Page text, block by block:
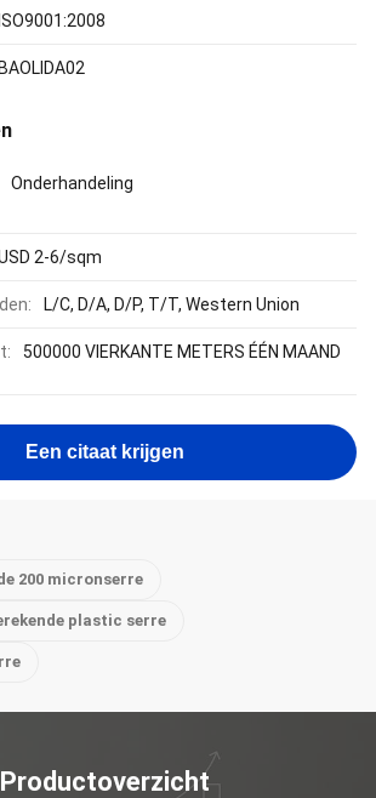
ISO9001:2008
BAOLIDA02
Onderhandeling
2-6/sqm
L/C, D/A, D/P, T/T, Western Union
500000 VIERKANTE METERS ÉÉN MAAND
Een citaat krijgen
200 micronserre
plastic serre
Productoverzicht